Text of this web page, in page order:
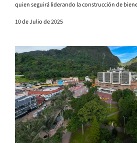
quien seguirá liderando la construcción de
10 de Julio de 2025